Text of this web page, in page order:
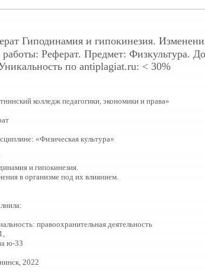
Гиподинамия и гипокинезия.
Реферат. Предмет: Физкультура.
по antiplagiat.ru: < 30%
колледж педагогики, экономики и права»
«Физическая культура»
и гипокинезия.
в организме под их влиянием.
правоохранительная деятельность
ю-33
2022